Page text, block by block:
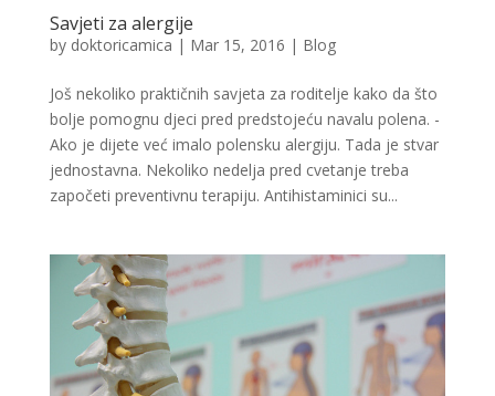
Savjeti za alergije
by doktoricamica | Mar 15, 2016 | Blog
Još nekoliko praktičnih savjeta za roditelje kako da što
bolje pomognu djeci pred predstojeću navalu polena. -
Ako je dijete već imalo polensku alergiju. Tada je stvar
jednostavna. Nekoliko nedelja pred cvetanje treba
započeti preventivnu terapiju. Antihistaminici su...